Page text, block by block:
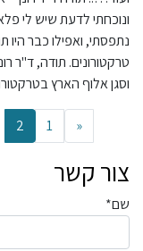
ונוכחתי לדעת שיש לי
נתפסתי, ואפילו כבר היו
וסגן אלוף הארץ
«
1
2
צור קשר
שם*